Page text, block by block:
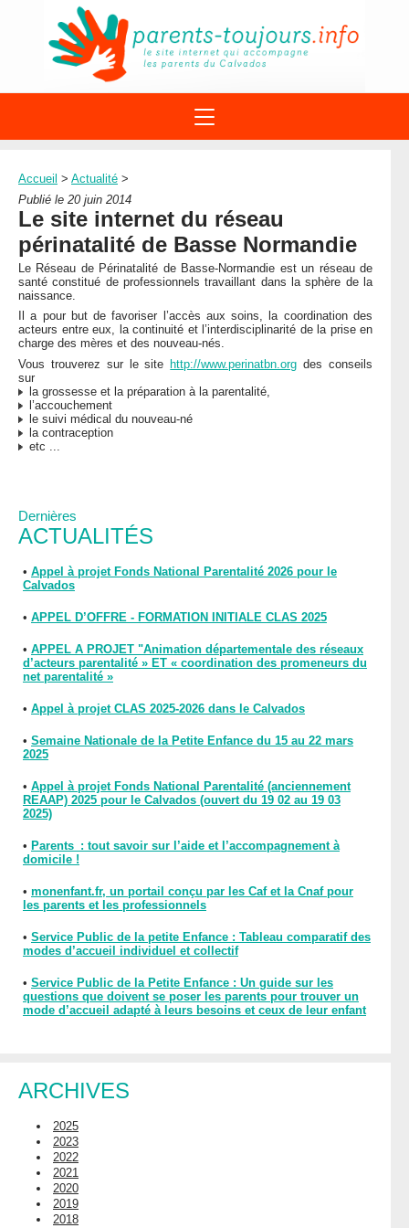
À PROPOS DU REAAP
1ÈRE VISITE
ACTUALITÉ
DISPOSITIFS PARENTALITÉ
SITES INTERNET
NUMÉROS VERTS
LEXIQUE
LETTRES D’INFO
MENTIONS LÉGALES
CONTACT
STRUCTURES
DOCUMENTS
FORMATIONS
Dernières
ACTUALITÉS
• Appel à projet Fonds National Parentalité 2026 pour le
Calvados
• APPEL D’OFFRE - FORMATION INITIALE CLAS 2025
• APPEL A PROJET "Animation départementale des réseaux
d’acteurs parentalité » ET « coordination des promeneurs du
net parentalité »
• Appel à projet CLAS 2025-2026 dans le Calvados
• Semaine Nationale de la Petite Enfance du 15 au 22 mars
2025
• Appel à projet Fonds National Parentalité (anciennement
REAAP) 2025 pour le Calvados (ouvert du 19 02 au 19 03
2025)
• Parents : tout savoir sur l’aide et l’accompagnement à
domicile !
• monenfant.fr, un portail conçu par les Caf et la Cnaf pour
les parents et les professionnels
• Service Public de la petite Enfance : Tableau comparatif des
modes d’accueil individuel et collectif
• Service Public de la Petite Enfance : Un guide sur les
questions que doivent se poser les parents pour trouver un
mode d’accueil adapté à leurs besoins et ceux de leur enfant
ARCHIVES
2025
2023
2022
2021
2020
2019
2018
Accueil > Actualité >
Publié le 20 juin 2014
Le site internet du réseau
périnatalité de Basse Normandie
Le Réseau de Périnatalité de Basse-Normandie est un réseau de
santé constitué de professionnels travaillant dans la sphère de la
naissance.
Il a pour but de favoriser l’accès aux soins, la coordination des
acteurs entre eux, la continuité et l’interdisciplinarité de la prise en
charge des mères et des nouveau-nés.
Vous trouverez sur le site http://www.perinatbn.org des conseils
sur
la grossesse et la préparation à la parentalité,
l’accouchement
le suivi médical du nouveau-né
la contraception
etc ...